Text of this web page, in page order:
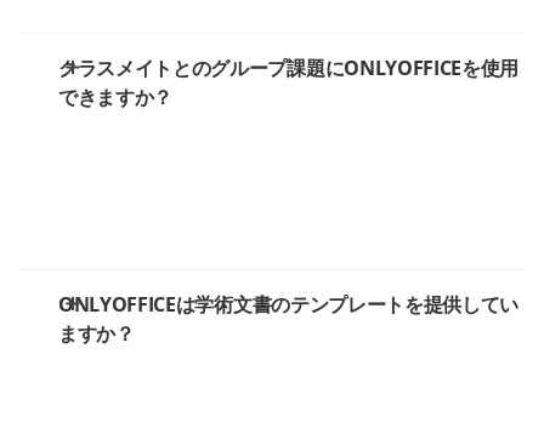
クラスメイトとのグループ課題にONLYOFFICEを使用
できますか？
ONLYOFFICEは学術文書のテンプレートを提供してい
ますか？